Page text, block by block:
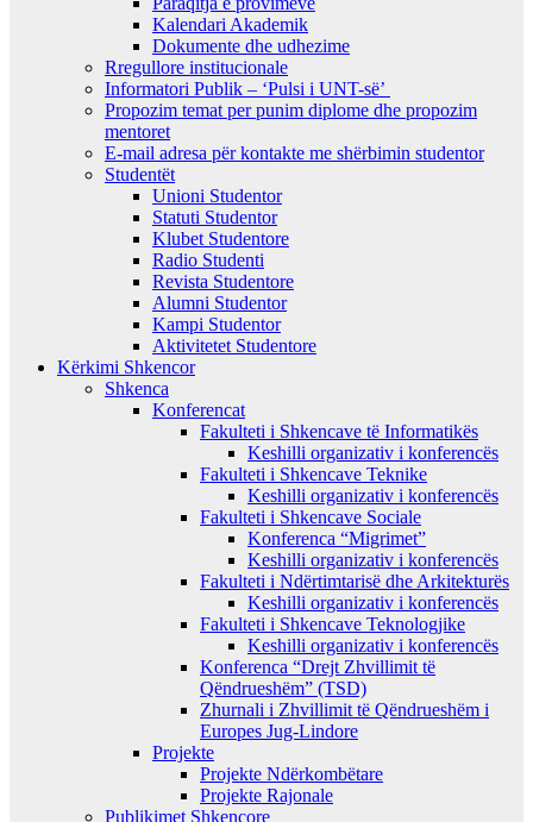
Kalendari Akademik
Dokumente dhe udhezime
Rregullore institucionale
Informatori Publik – ‘Pulsi i UNT-së’
Propozim temat per punim diplome dhe propozim
mentoret
E-mail adresa për kontakte me shërbimin studentor
Studentët
Unioni Studentor
Statuti Studentor
Klubet Studentore
Radio Studenti
Revista Studentore
Alumni Studentor
Kampi Studentor
Aktivitetet Studentore
Kërkimi Shkencor
Shkenca
Konferencat
Fakulteti i Shkencave të Informatikës
Keshilli organizativ i konferencës
Fakulteti i Shkencave Teknike
Keshilli organizativ i konferencës
Fakulteti i Shkencave Sociale
Konferenca “Migrimet”
Keshilli organizativ i konferencës
Fakulteti i Ndërtimtarisë dhe Arkitekturës
Keshilli organizativ i konferencës
Fakulteti i Shkencave Teknologjike
Keshilli organizativ i konferencës
Konferenca “Drejt Zhvillimit të
Qëndrueshëm” (TSD)
Zhurnali i Zhvillimit të Qëndrueshëm i
Europes Jug-Lindore
Projekte
Projekte Ndërkombëtare
Projekte Rajonale
Publikimet Shkencore